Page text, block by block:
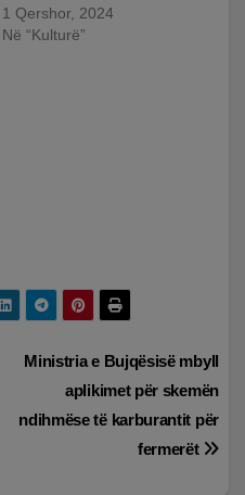
1 Qershor, 2024
Në “Kulturë”
Ministria e Bujqësisë mbyll
aplikimet për skemën
ndihmëse të karburantit për
fermerët